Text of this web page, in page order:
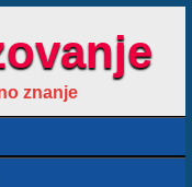
znanje